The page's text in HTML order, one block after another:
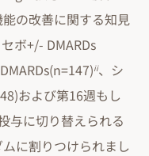
の改善に関する知見
ボ+/- DMARDs
ii、シ
および第16週もし
与に切り替えられる
に割りつけられまし